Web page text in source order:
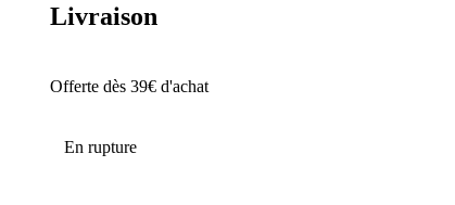
Livraison
Offerte dès 39€ d'achat
En rupture